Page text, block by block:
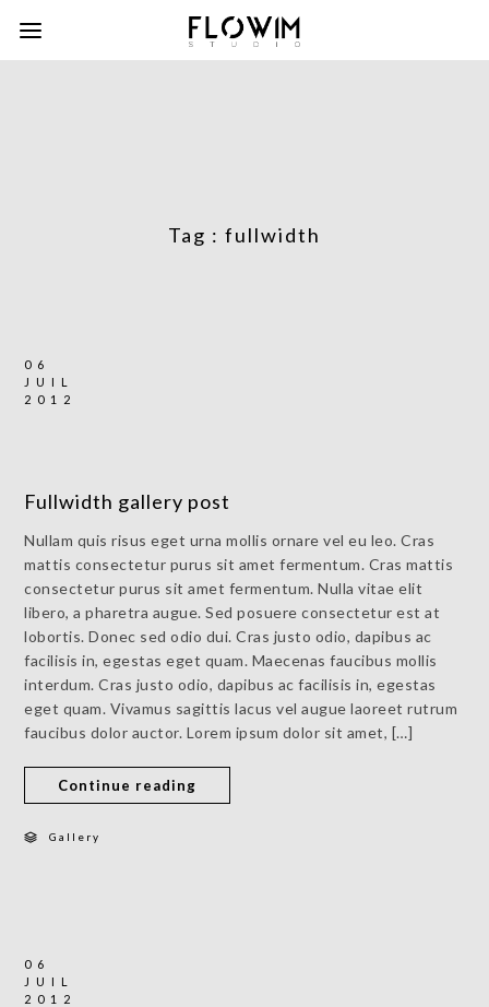
Tag : fullwidth
06
JUIL
2012
Fullwidth gallery post
Nullam quis risus eget urna mollis ornare vel eu leo. Cras
mattis consectetur purus sit amet fermentum. Cras mattis
consectetur purus sit amet fermentum. Nulla vitae elit
libero, a pharetra augue. Sed posuere consectetur est at
lobortis. Donec sed odio dui. Cras justo odio, dapibus ac
facilisis in, egestas eget quam. Maecenas faucibus mollis
interdum. Cras justo odio, dapibus ac facilisis in, egestas
eget quam. Vivamus sagittis lacus vel augue laoreet rutrum
faucibus dolor auctor. Lorem ipsum dolor sit amet, […]
Continue reading
Gallery
06
JUIL
2012